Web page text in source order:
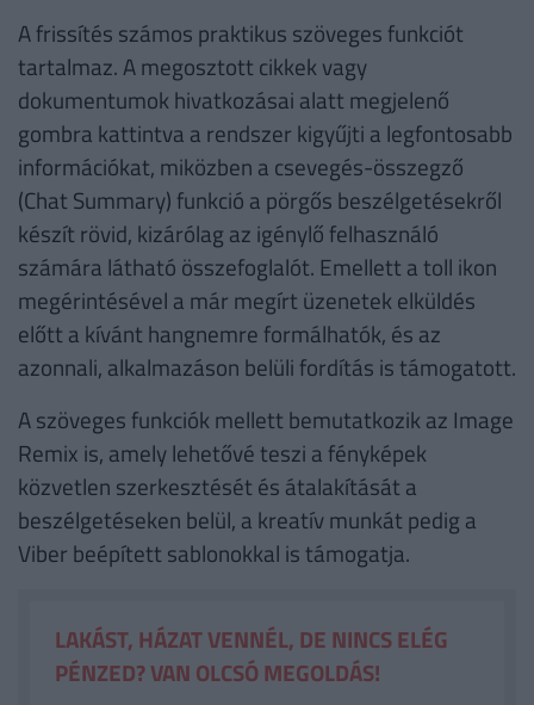
A frissítés számos praktikus szöveges funkciót
tartalmaz. A megosztott cikkek vagy
dokumentumok hivatkozásai alatt megjelenő
gombra kattintva a rendszer kigyűjti a legfontosabb
információkat, miközben a csevegés-összegző
(Chat Summary) funkció a pörgős beszélgetésekről
készít rövid, kizárólag az igénylő felhasználó
számára látható összefoglalót. Emellett a toll ikon
megérintésével a már megírt üzenetek elküldés
előtt a kívánt hangnemre formálhatók, és az
azonnali, alkalmazáson belüli fordítás is támogatott.
A szöveges funkciók mellett bemutatkozik az Image
Remix is, amely lehetővé teszi a fényképek
közvetlen szerkesztését és átalakítását a
beszélgetéseken belül, a kreatív munkát pedig a
Viber beépített sablonokkal is támogatja.
LAKÁST, HÁZAT VENNÉL, DE NINCS ELÉG
PÉNZED? VAN OLCSÓ MEGOLDÁS!